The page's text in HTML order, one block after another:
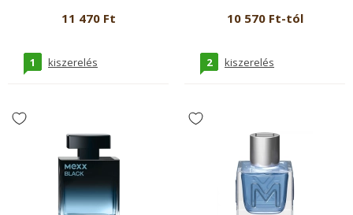
11 470 Ft
1 kiszerelés
10 570 Ft-tól
2 kiszerelés